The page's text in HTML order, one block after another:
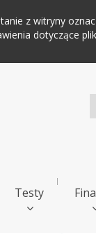
z witryny
dotyczące
Testy